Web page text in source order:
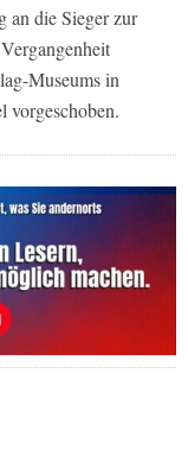
an die Sieger zur
Museums in
vorgeschoben.